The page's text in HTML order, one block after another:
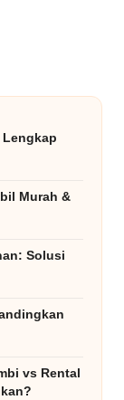
Lengkap
Murah &
Solusi
vs Rental